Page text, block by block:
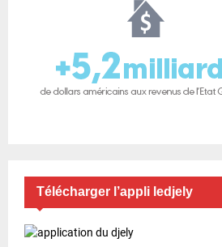
Télécharger l’appli ledjely